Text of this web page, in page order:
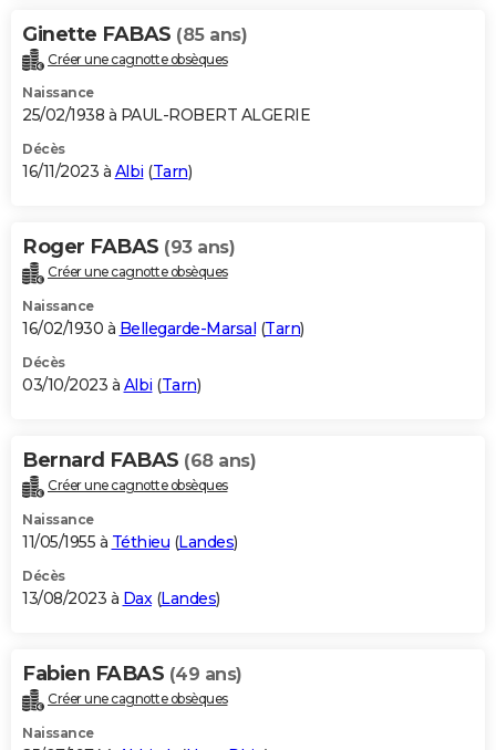
Ginette FABAS (85 ans)
Créer une cagnotte obsèques
Naissance
25/02/1938 à PAUL-ROBERT ALGERIE
Décès
16/11/2023 à Albi (Tarn)
Roger FABAS (93 ans)
Créer une cagnotte obsèques
Naissance
16/02/1930 à Bellegarde-Marsal (Tarn)
Décès
03/10/2023 à Albi (Tarn)
Bernard FABAS (68 ans)
Créer une cagnotte obsèques
Naissance
11/05/1955 à Téthieu (Landes)
Décès
13/08/2023 à Dax(Landes)
Fabien FABAS (49 ans)
Créer une cagnotte obsèques
Naissance